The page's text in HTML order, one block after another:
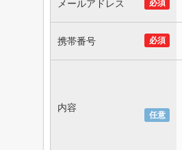
必須
メールアドレス
必須
携帯番号
任意
内容